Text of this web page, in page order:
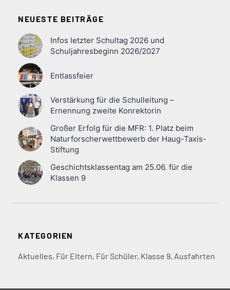
NEUESTE BEITRÄGE
Infos letzter Schultag 2026 und
Schuljahresbeginn 2026/2027
Entlassfeier
Verstärkung für die Schulleitung –
Ernennung zweite Konrektorin
Großer Erfolg für die MFR: 1. Platz beim
Naturforscherwettbewerb der Haug-Taxis-
Stiftung
Geschichtsklassentag am 25.06. für die
Klassen 9
KATEGORIEN
Aktuelles, Für Eltern, Für Schüler, Klasse 9, Ausfahrten